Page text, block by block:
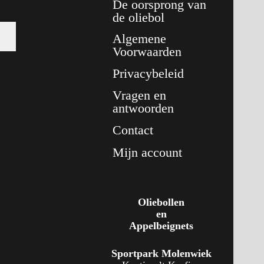
De oorsprong van
de oliebol
Algemene
Voorwaarden
Privacybeleid
Vragen en
antwoorden
Contact
Mijn account
Oliebollen
en
Appelbeignets
Sportpark Molenwiek